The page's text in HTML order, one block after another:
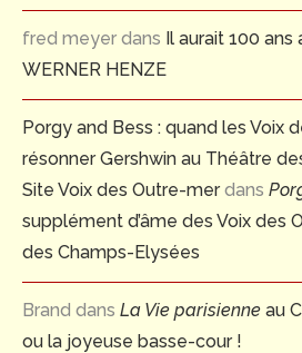
fred meyer dans Il aurait 100 ans
WERNER HENZE
Porgy and Bess : quand les Voix
résonner Gershwin au Théâtre
Site Voix des Outre-merdans
supplément d’âme des Voix des
des Champs-Elysées
Brand dans La Vie parisienne au
ou la joyeuse basse-cour !